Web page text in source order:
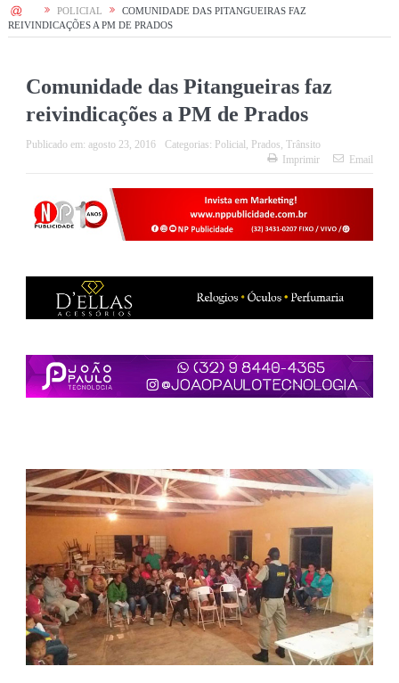
HOME POLICIAL
COMUNIDADE DAS PITANGUEIRAS FAZ
REIVINDICAÇÕES A PM DE PRADOS
Comunidade das Pitangueiras faz
reivindicações a PM de Prados
Publicado em: agosto 23, 2016 Categorias: Policial , Prados, Trânsito
Imprimir
Email